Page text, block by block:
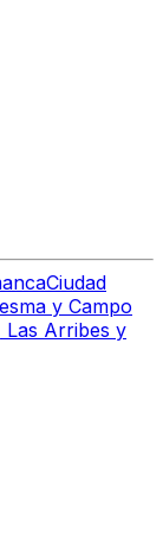
Ciudad
y Campo
Las Arribes y